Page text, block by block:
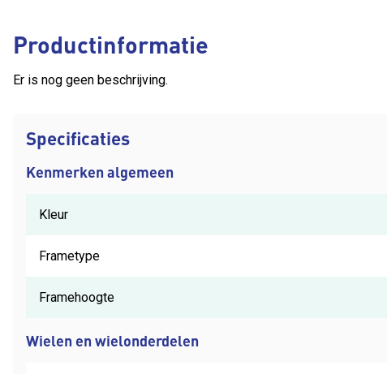
Productinformatie
Er is nog geen beschrijving.
Specificaties
Kenmerken algemeen
Kleur
Frametype
Framehoogte
Wielen en wielonderdelen